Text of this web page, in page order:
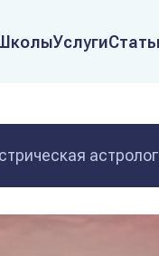
Услуги